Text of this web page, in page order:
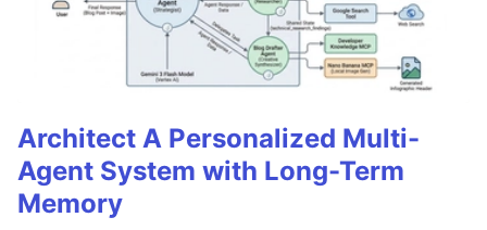
Architect A Personalized Multi-
Agent System with Long-Term
Memory